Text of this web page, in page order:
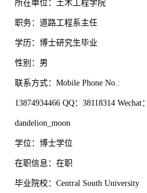
所在单位：土木工程学院
职务：道路工程系主任
学历：博士研究生毕业
性别：男
联系方式：Mobile Phone No.:
13874934466 QQ：38118314 Wechat：
dandelion_moon
学位：博士学位
在职信息：在职
毕业院校：Central South University